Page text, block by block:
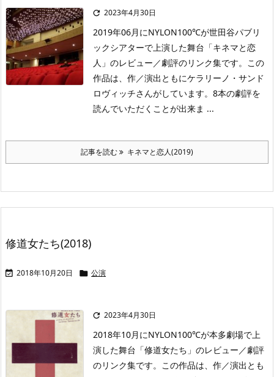
 2023年4月30日
2019年06月にNYLON100℃が世田谷パブリ
ックシアターで上演した舞台「キネマと恋
人」のレビュー／劇評のリンク集です。この
作品は、作／演出ともにケラリーノ・サンド
ロヴィッチさんがしています。8本の劇評を
読んでいただくことが出来ま ...
記事を読む キネマと恋人(2019)
修道女たち(2018)
 2018年10月20日  公演
 2023年4月30日
2018年10月にNYLON100℃が本多劇場で上
演した舞台「修道女たち」のレビュー／劇評
のリンク集です。この作品は、作／演出とも